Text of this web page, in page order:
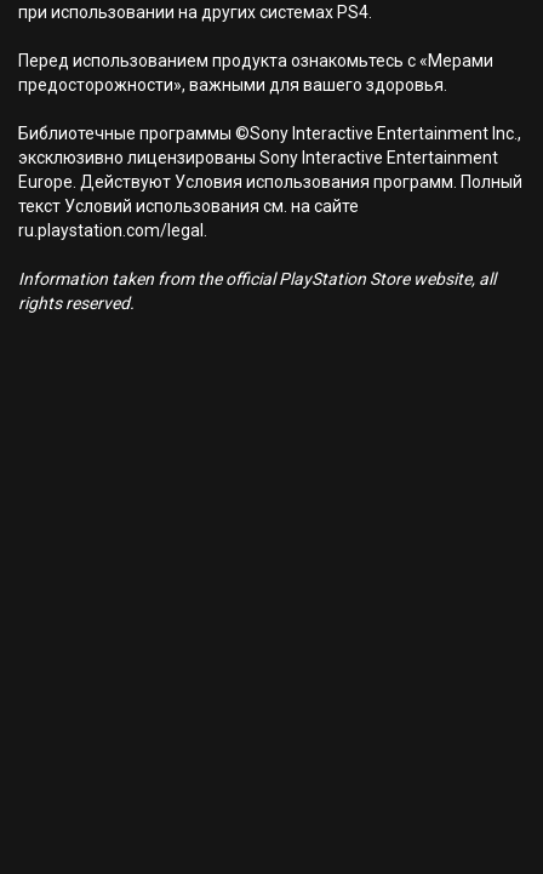
при использовании на других системах PS4.
Перед использованием продукта ознакомьтесь с «Мерами
предосторожности», важными для вашего здоровья.
Библиотечные программы ©Sony Interactive Entertainment Inc.,
эксклюзивно лицензированы Sony Interactive Entertainment
Europe. Действуют Условия использования программ. Полный
текст Условий использования см. на сайте
ru.playstation.com/legal.
Information taken from the official PlayStation Store website, all
rights reserved.